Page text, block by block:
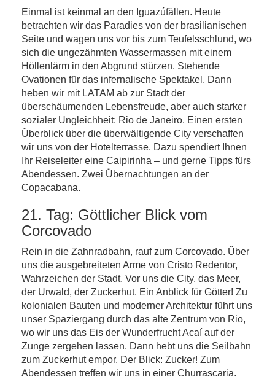
Einmal ist keinmal an den Iguazúfällen. Heute
betrachten wir das Paradies von der brasilianischen
Seite und wagen uns vor bis zum Teufelsschlund, wo
sich die ungezähmten Wassermassen mit einem
Höllenlärm in den Abgrund stürzen. Stehende
Ovationen für das infernalische Spektakel. Dann
heben wir mit LATAM ab zur Stadt der
überschäumenden Lebensfreude, aber auch starker
sozialer Ungleichheit: Rio de Janeiro. Einen ersten
Überblick über die überwältigende City verschaffen
wir uns von der Hotelterrasse. Dazu spendiert Ihnen
Ihr Reiseleiter eine Caipirinha – und gerne Tipps fürs
Abendessen. Zwei Übernachtungen an der
Copacabana.
21. Tag: Göttlicher Blick vom
Corcovado
Rein in die Zahnradbahn, rauf zum Corcovado. Über
uns die ausgebreiteten Arme von Cristo Redentor,
Wahrzeichen der Stadt. Vor uns die City, das Meer,
der Urwald, der Zuckerhut. Ein Anblick für Götter! Zu
kolonialen Bauten und moderner Architektur führt uns
unser Spaziergang durch das alte Zentrum von Rio,
wo wir uns das Eis der Wunderfrucht Acaí auf der
Zunge zergehen lassen. Dann hebt uns die Seilbahn
zum Zuckerhut empor. Der Blick: Zucker! Zum
Abendessen treffen wir uns in einer Churrascaria.